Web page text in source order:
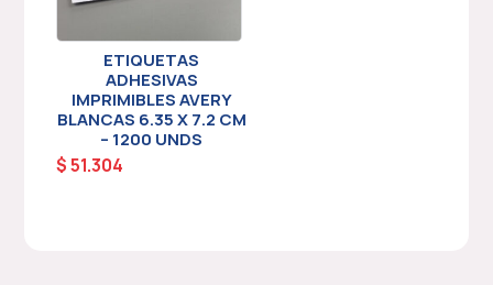
ETIQUETAS
ADHESIVAS
IMPRIMIBLES AVERY
BLANCAS 6.35 X 7.2 CM
– 1200 UNDS
$51.304